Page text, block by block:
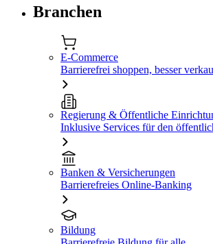
Branchen
E-Commerce
Barrierefrei shoppen, besser
Regierung & Öffentliche
Inklusive Services für den
Banken & Versicherungen
Barrierefreies Online-Banking
Bildung